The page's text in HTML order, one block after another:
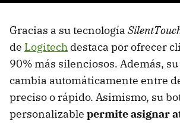
Gracias a su tecnología
de Logitech destaca por ofrecer
90% más silenciosos. Además, su
cambia automáticamente entre
preciso o rápido. Asimismo, su
personalizable permite asignar